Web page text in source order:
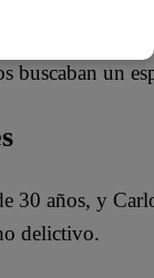
buscaban un
30 años, y
delictivo.